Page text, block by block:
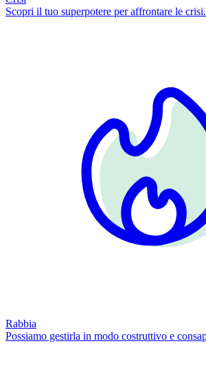
Scopri il tuo superpotere per affrontare le crisi.
Rabbia
Possiamo gestirla in modo costruttivo e